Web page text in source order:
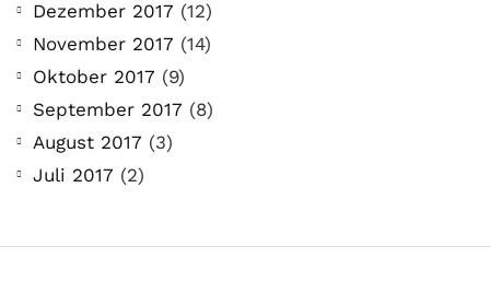
Dezember 2017 (12)
November 2017 (14)
Oktober 2017 (9)
September 2017 (8)
August 2017 (3)
Juli 2017 (2)